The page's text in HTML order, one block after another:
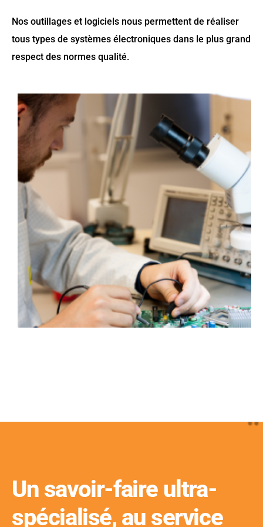
Nos outillages et logiciels nous permettent de réaliser
tous types de systèmes électroniques dans le plus grand
respect des normes qualité.
Un savoir-faire ultra-
spécialisé, au service